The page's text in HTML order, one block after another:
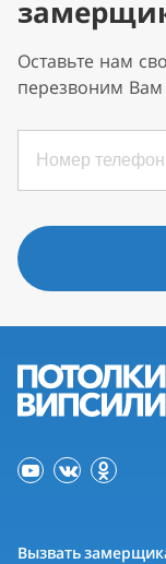
Оставьте нам
перезвоним Вам
Вызвать